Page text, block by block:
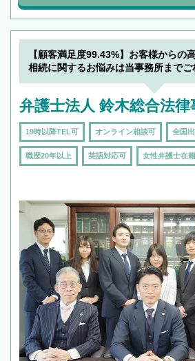
【顧客満足度99.43%】お客様からの
相続に関するお悩みは当事務所までご
弁護士法人 鈴木総合法律
19時以降TEL可 オンライン相談可 全国
職歴20年以上 英語対応可 女性弁護士在籍